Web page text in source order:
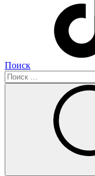
Поиск